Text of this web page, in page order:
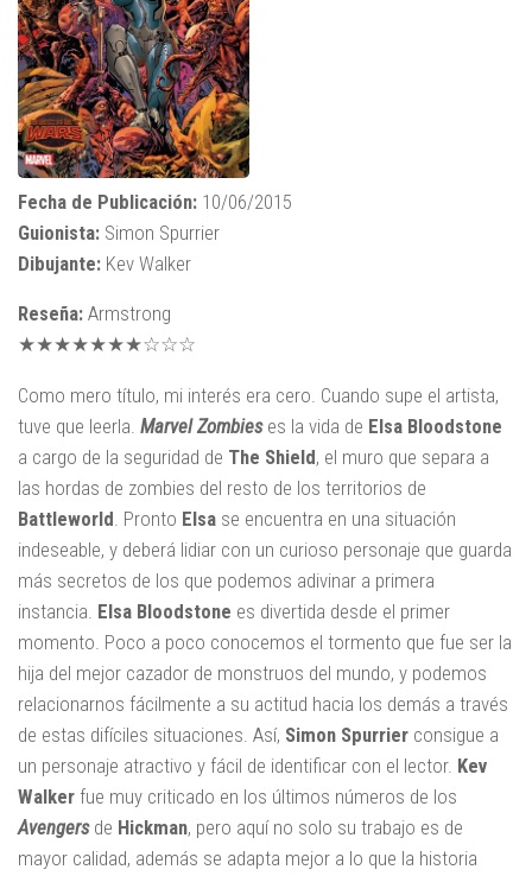
Fecha de Publicación: 10/06/2015
Guionista: Simon Spurrier
Dibujante: Kev Walker
Reseña: Armstrong
★★★★★★★☆☆☆
Como mero título, mi interés era cero. Cuando supe el artista,
tuve que leerla. Marvel Zombieses la vida de Elsa Bloodstone
a cargo de la seguridad de The Shield, el muro que separa a
las hordas de zombies del resto de los territorios de
Battleworld. Pronto Elsa se encuentra en una situación
indeseable, y deberá lidiar con un curioso personaje que guarda
más secretos de los que podemos adivinar a primera
instancia. Elsa Bloodstone es divertida desde el primer
momento. Poco a poco conocemos el tormento que fue ser la
hija del mejor cazador de monstruos del mundo, y podemos
relacionarnos fácilmente a su actitud hacia los demás a través
de estas difíciles situaciones. Así, Simon Spurrier consigue a
un personaje atractivo y fácil de identificar con el lector. Kev
Walker fue muy criticado en los últimos números de los
Avengersde Hickman, pero aquí no solo su trabajo es de
mayor calidad, además se adapta mejor a lo que la historia